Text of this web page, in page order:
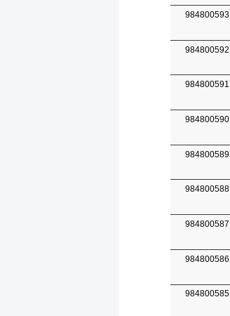
984800593
984800592
984800591
984800590
984800589
984800588
984800587
984800586
984800585